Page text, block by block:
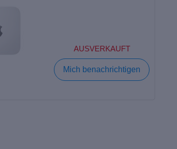
AUSVERKAUFT
Mich benachrichtigen